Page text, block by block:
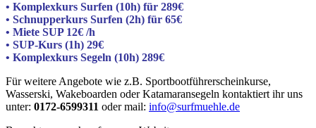
• Komplexkurs Surfen (10h) für 289€
• Schnupperkurs Surfen (2h) für 65€
• Miete SUP 12€ /h
• SUP-Kurs (1h) 29€
• Komplexkurs Segeln (10h) 289€
Für weitere Angebote wie z.B. Sportbootführerscheinkurse,
Wasserski, Wakeboarden oder Katamaransegeln kontaktiert ihr uns
unter: 0172-6599311 oder mail: info@surfmuehle.de